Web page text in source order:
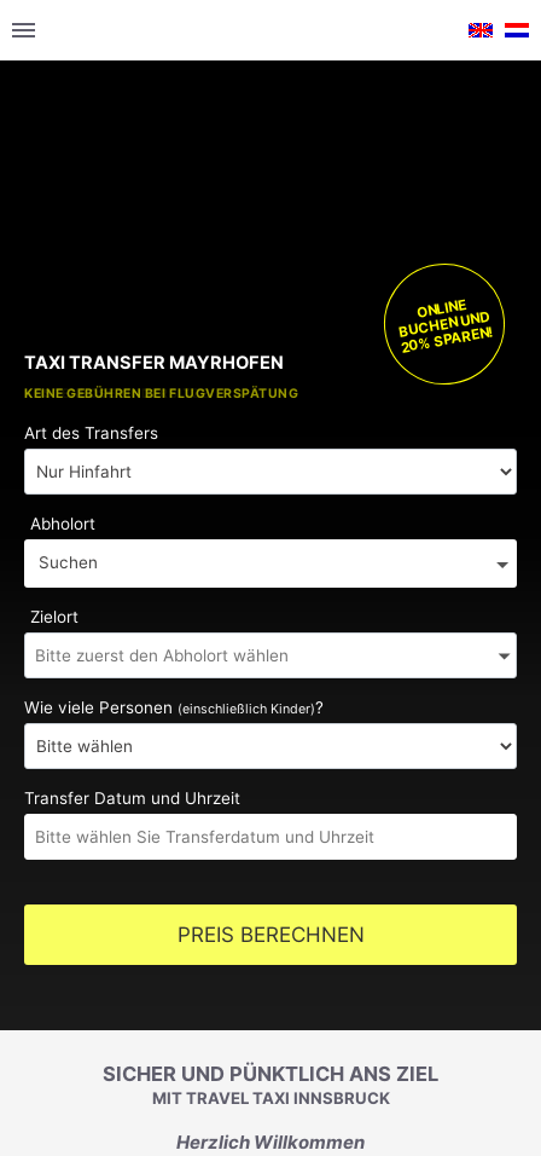
KOSTENLOSE KINDERSITZE
KEINE GEBÜHREN BEI FLUGVERSPÄTUNG
TAXI TRANSFER MAYRHOFEN
ONLINE
BUCHEN UND
20% SPAREN!
Art des Transfers
Abholort
Suchen
Zielort
Wie viele Personen (einschließlich Kinder)?
Transfer Datum und Uhrzeit
PREIS BERECHNEN
SICHER UND PÜNKTLICH ANS ZIEL
MIT TRAVEL TAXI INNSBRUCK
Herzlich Willkommen